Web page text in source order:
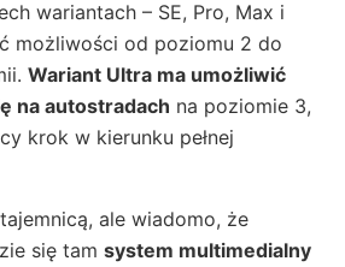
wariantach – SE, Pro, Max i
możliwości od poziomu 2 do
Wariant Ultra ma umożliwić
na autostradach na poziomie 3,
krok w kierunku pełnej
ale wiadomo, że
się tam system multimedialny